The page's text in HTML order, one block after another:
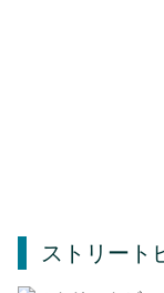
ストリート